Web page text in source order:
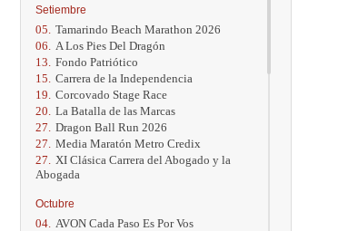
Setiembre
05. Tamarindo Beach Marathon 2026
06.
A Los Pies Del Dragón
13. Fondo Patriótico
15. Carrera de la Independencia
19. Corcovado Stage Race
20. La Batalla de las Marcas
27. Dragon Ball Run 2026
27. Media Maratón Metro Credix
27.
XI Clásica Carrera del Abogado y la
Abogada
Octubre
04. AVON Cada Paso Es Por Vos